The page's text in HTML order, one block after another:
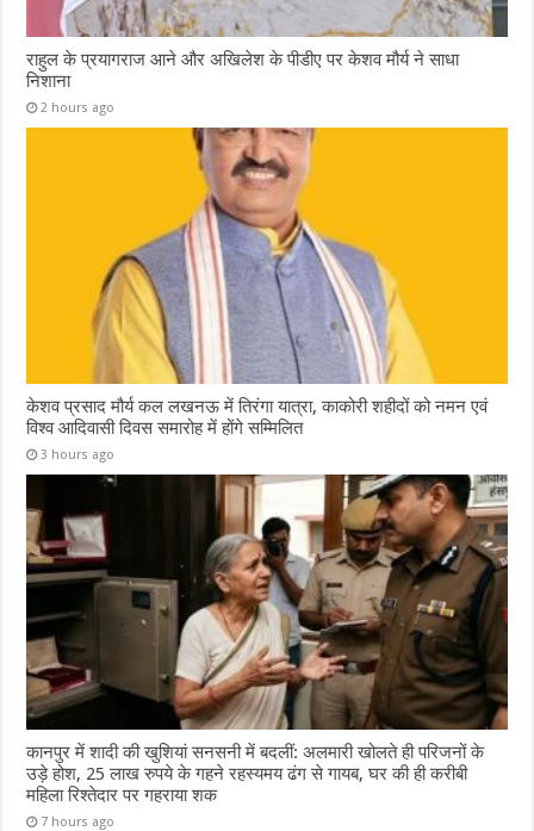
राहुल के प्रयागराज आने और अखिलेश के पीडीए पर केशव मौर्य ने साधा
निशाना
2 hours ago
केशव प्रसाद मौर्य कल लखनऊ में तिरंगा यात्रा, काकोरी शहीदों को नमन एवं
विश्व आदिवासी दिवस समारोह में होंगे सम्मिलित
3 hours ago
कानपुर में शादी की खुशियां सनसनी में बदलीं: अलमारी खोलते ही परिजनों के
उड़े होश, 25 लाख रुपये के गहने रहस्यमय ढंग से गायब, घर की ही करीबी
महिला रिश्तेदार पर गहराया शक
7 hours ago